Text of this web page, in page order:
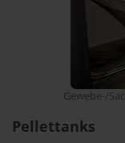
Gewebe-/
Pellettanks